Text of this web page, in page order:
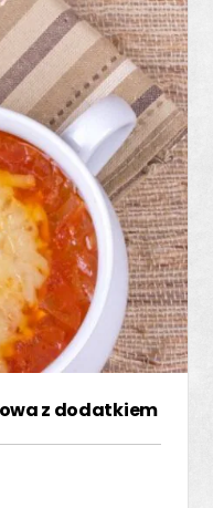
z dodatkiem